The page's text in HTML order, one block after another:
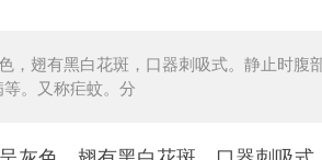
，翅有黑白花斑，口器刺吸式。静止时腹
。又称疟蚊。分